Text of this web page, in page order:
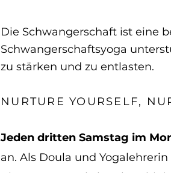
Die Schwangerschaft ist eine
Schwangerschaftsyoga
zu stärken und zu entlasten.
​​NURTURE YOURSELF,
Jeden dritten Samstag im
an. Als Doula und